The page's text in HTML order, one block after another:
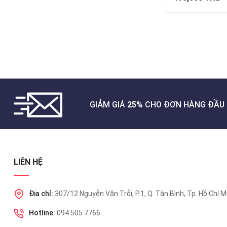
GIẢM GIÁ 25% CHO ĐƠN HÀNG ĐẦU
LIÊN HỆ
Địa chỉ: 307/12 Nguyễn Văn Trỗi, P.1, Q. Tân Bình, Tp. Hồ Chí
Hotline: 094 505 7766